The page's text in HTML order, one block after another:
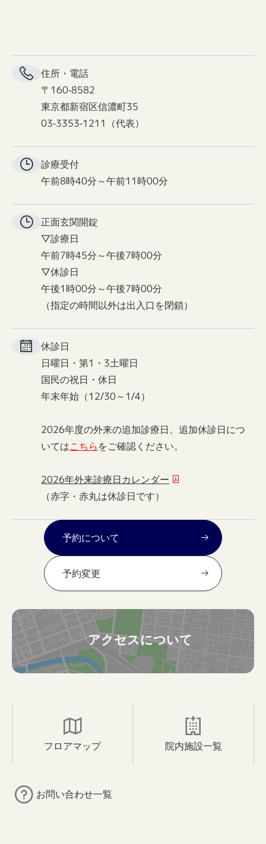
住所・電話
〒160-8582
東京都新宿区信濃町35
03-3353-1211（代表）
診療受付
午前8時40分～午前11時00分
正面玄関開錠
▽診療日
午前7時45分～午後7時00分
▽休診日
午後1時00分～午後7時00分
（指定の時間以外は出入口を閉鎖）
休診日
日曜日・第1・3土曜日
国民の祝日・休日
年末年始（12/30～1/4）
2026年度の外来の追加診療日、追加休診日につ
いてはこちらをご確認ください。
2026年外来診療日カレンダー
（赤字・赤丸は休診日です）
予約について
予約変更
アクセスについて
フロアマップ 院内施設一覧
お問い合わせ一覧